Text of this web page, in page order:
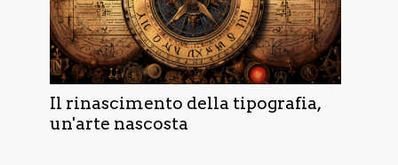
Il rinascimento della tipografia,
un'arte nascosta